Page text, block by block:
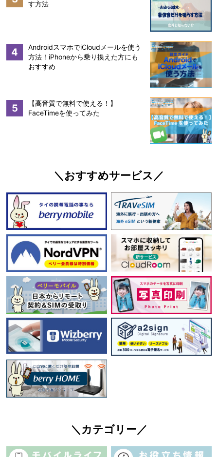
す方法
4
AndroidスマホでiCloudメールを使う
方法！iPhoneから乗り換えた方にも
おすすめ
5
【高音質で無料で使える！】
FaceTimeを使ってみた
＼おすすめサービス／
＼カテゴリー／